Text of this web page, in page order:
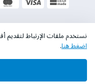
سياسة
السجل
نستخدم ملفات الإرتباط
اضغط هنا.